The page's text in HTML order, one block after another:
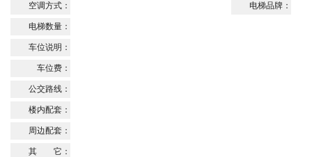
空调方式： 电梯品牌：
电梯数量：
车位说明：
车位费：
公交路线：
楼内配套：
周边配套：
其 它：